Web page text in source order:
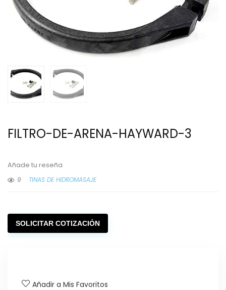
FILTRO-DE-ARENA-HAYWARD-3
Añade tu reseña
9
TINAS DE HIDROMASAJE
SOLICITAR COTIZACIÓN
Añadir a Mis Favoritos